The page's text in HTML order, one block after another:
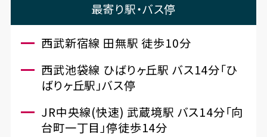
最寄り駅・バス停
西武新宿線 田無駅 徒歩10分
西武池袋線 ひばりヶ丘駅 バス14分「ひ
ばりヶ丘駅」バス停
JR中央線(快速) 武蔵境駅 バス14分「向
台町一丁目」停徒歩14分